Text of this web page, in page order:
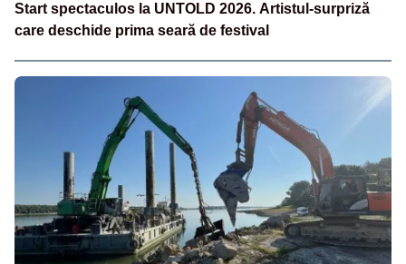
Start spectaculos la UNTOLD 2026. Artistul-surpriză
care deschide prima seară de festival